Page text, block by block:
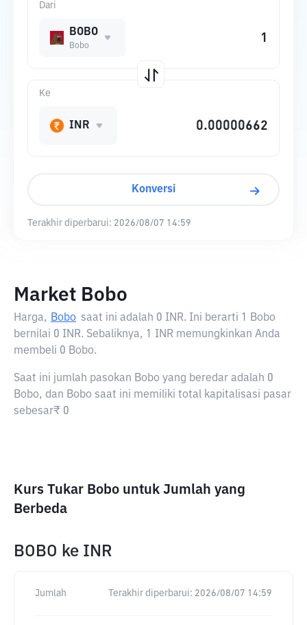
Dari
BOBO
Bobo
Ke
INR
Konversi
Terakhir diperbarui: 2026/08/07 14:59
Market Bobo
Harga, Bobo saat ini adalah 0 INR. Ini berarti 1 Bobo
bernilai 0 INR. Sebaliknya, 1 INR memungkinkan Anda
membeli 0 Bobo.
Saat ini jumlah pasokan Bobo yang beredar adalah 0
Bobo, dan Bobo saat ini memiliki total kapitalisasi pasar
sebesar₹ 0
Kurs Tukar Bobo untuk Jumlah yang
Berbeda
BOBO ke INR
Jumlah Terakhir diperbarui: 2026/08/07 14:59